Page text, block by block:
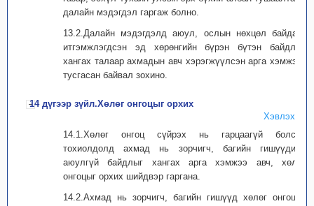
далайн мэдэгдэл гаргаж болно.
13.2.Далайн мэдэгдэлд аюул, ослын нөхцөл байдал,
итгэмжлэгдсэн эд хөрөнгийн бүрэн бүтэн байдлыг
хангах талаар ахмадын авч хэрэгжүүлсэн арга хэмжээг
тусгасан байвал зохино.
14 дүгээр зүйл.Хөлөг онгоцыг орхих
Хэвлэх
14.1.Хөлөг онгоц сүйрэх нь гарцаагүй болсон
тохиолдолд ахмад нь зорчигч, багийн гишүүдийн
аюулгүй байдлыг хангах арга хэмжээ авч, хөлөг
онгоцыг орхих шийдвэр гаргана.
14.2.Ахмад нь зорчигч, багийн гишүүд хөлөг онгоцыг